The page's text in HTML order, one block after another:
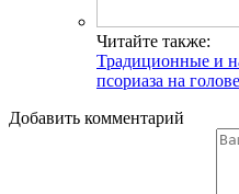
Читайте также:
Традиционные и
псориаза на голове
Добавить комментарий